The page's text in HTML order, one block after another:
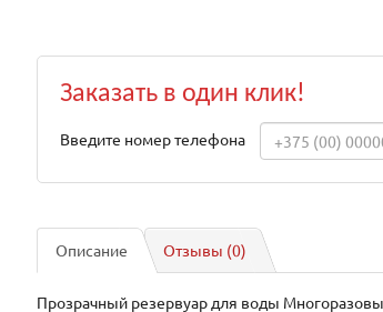
Заказать в один клик!
Введите номер телефона
Описание Отзывы (0)
Прозрачный резервуар для воды